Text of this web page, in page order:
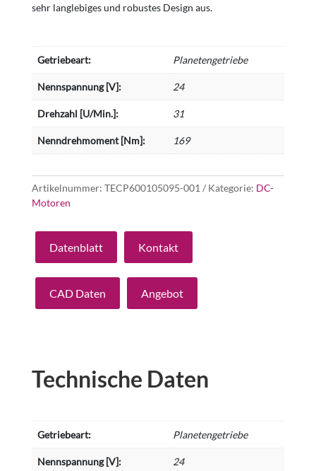
sehr langlebiges und robustes Design aus.
Getriebeart: Planetengetriebe
Nennspannung [V]: 24
Drehzahl [U/Min.]: 31
Nenndrehmoment [Nm]: 169
Artikelnummer: TECP600105095-001 Kategorie: DC-
Motoren
Datenblatt Kontakt
CAD Daten Angebot
Technische Daten
Getriebeart: Planetengetriebe
Nennspannung [V]: 24